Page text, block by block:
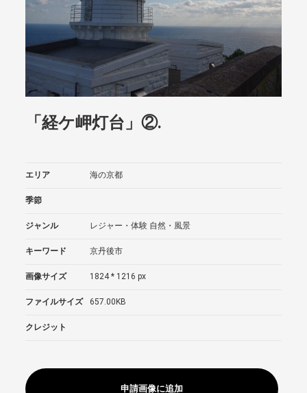
「経ケ岬灯台」②.
エリア 海の京都
季節
ジャンル レジャー・体験 自然・風景
キーワード 京丹後市
画像サイズ 1824 * 1216 px
ファイルサイズ 657.00KB
クレジット
申請画像に追加